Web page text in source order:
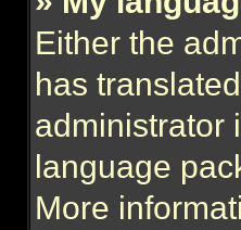
Either the
has
administrator
language
More